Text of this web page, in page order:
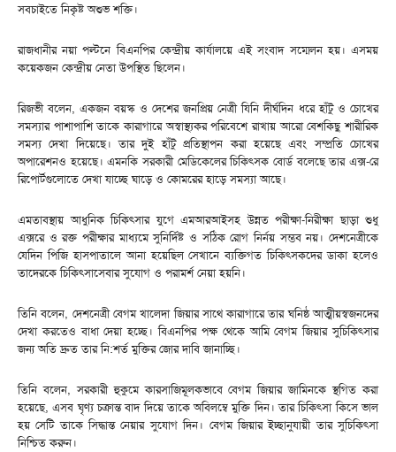
সবচাইতে নিকৃষ্ট অশুভ শক্তি।
রাজধানীর নয়া পল্টনে বিএনপির কেন্দ্রীয় কার্যালয়ে এই সংবাদ সম্মেলন হয়। এসময়
কয়েকজন কেন্দ্রীয় নেতা উপস্থিত ছিলেন।
রিজভী বলেন, একজন বয়স্ক ও দেশের জনপ্রিয় নেত্রী যিনি দীর্ঘদিন ধরে হাঁটু ও চোখের
সমস্যার পাশাপাশি তাকে কারাগারে অস্বাস্থ্যকর পরিবেশে রাখায় আরো বেশকিছু শারীরিক
সমস্য দেখা দিয়েছে। তার দুই হাঁটু প্রতিস্থাপন করা হয়েছে এবং সম্প্রতি চোখের
অপারেশনও হয়েছে। এমনকি সরকারী মেডিকেলের চিকিৎসক বোর্ড বলেছে তার এক্স-রে
রিপোর্টগুলোতে দেখা যাচ্ছে ঘাড়ে ও কোমরের হাড়ে সমস্যা আছে।
এমতাবস্থায় আধুনিক চিকিৎসার যুগে এমআরআইসহ উন্নত পরীক্ষা-নিরীক্ষা ছাড়া শুধু
এক্সরে ও রক্ত পরীক্ষার মাধ্যমে সুনির্দিষ্ট ও সঠিক রোগ নির্নয় সম্ভব নয়। দেশনেত্রীকে
যেদিন পিজি হাসপাতালে আনা হয়েছিল সেখানে ব্যক্তিগত চিকিৎসকদের ডাকা হলেও
তাদেরকে চিকিৎসাসেবার সুযোগ ও পরামর্শ নেয়া হয়নি।
তিনি বলেন, দেশনেত্রী বেগম খালেদা জিয়ার সাথে কারাগারে তার ঘনিষ্ঠ আত্মীয়স্বজনদের
দেখা করতেও বাধা দেয়া হচ্ছে। বিএনপির পক্ষ থেকে আমি বেগম জিয়ার সুচিকিৎসার
জন্য অতি দ্রুত তার নি:শর্ত মুক্তির জোর দাবি জানাচ্ছি।
তিনি বলেন, সরকারী হুকুমে কারসাজিমূলকভাবে বেগম জিয়ার জামিনকে স্থগিত করা
হয়েছে, এসব ঘৃণ্য চক্রান্ত বাদ দিয়ে তাকে অবিলম্বে মুক্তি দিন। তার চিকিৎসা কিসে ভাল
হয় সেটি তাকে সিদ্ধান্ত নেয়ার সুযোগ দিন। বেগম জিয়ার ইচ্ছানুযায়ী তার সুচিকিৎসা
নিশ্চিত করুন।